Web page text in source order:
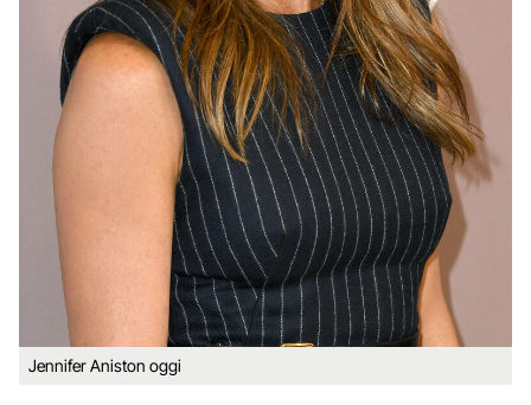
Jennifer Aniston oggi